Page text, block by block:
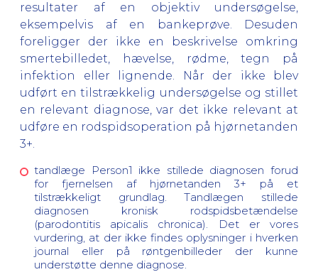
resultater af en objektiv undersøgelse,
eksempelvis af en bankeprøve. Desuden
foreligger der ikke en beskrivelse omkring
smertebilledet, hævelse, rødme, tegn på
infektion eller lignende. Når der ikke blev
udført en tilstrækkelig undersøgelse og stillet
en relevant diagnose, var det ikke relevant at
udføre en rodspidsoperation på hjørnetanden
3+.
tandlæge Person1 ikke stillede diagnosen forud
for fjernelsen af hjørnetanden 3+ på et
tilstrækkeligt grundlag. Tandlægen stillede
diagnosen kronisk rodspidsbetændelse
(parodontitis apicalis chronica). Det er vores
vurdering, at der ikke findes oplysninger i hverken
journal eller på røntgenbilleder der kunne
understøtte denne diagnose.